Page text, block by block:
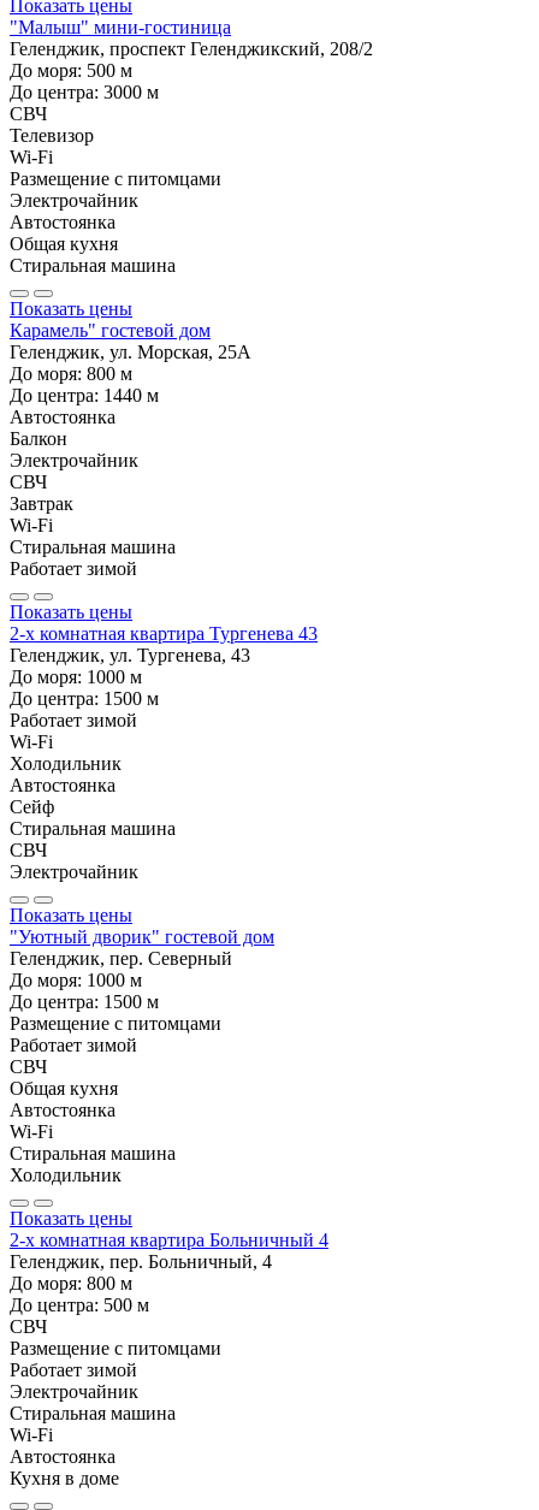
Показать цены
"Малыш" мини-гостиница
Геленджик, проспект Геленджикский, 208/2
До моря: 500 м
До центра: 3000 м
СВЧ
Телевизор
Wi-Fi
Размещение с питомцами
Электрочайник
Автостоянка
Общая кухня
Стиральная машина
Показать цены
Карамель" гостевой дом
Геленджик, ул. Морская, 25А
До моря: 800 м
До центра: 1440 м
Автостоянка
Балкон
Электрочайник
СВЧ
Завтрак
Wi-Fi
Стиральная машина
Работает зимой
Показать цены
2-х комнатная квартира Тургенева 43
Геленджик, ул. Тургенева, 43
До моря: 1000 м
До центра: 1500 м
Работает зимой
Wi-Fi
Холодильник
Автостоянка
Сейф
Стиральная машина
СВЧ
Электрочайник
Показать цены
"Уютный дворик" гостевой дом
Геленджик, пер. Северный
До моря: 1000 м
До центра: 1500 м
Размещение с питомцами
Работает зимой
СВЧ
Общая кухня
Автостоянка
Wi-Fi
Стиральная машина
Холодильник
Показать цены
2-х комнатная квартира Больничный 4
Геленджик, пер. Больничный, 4
До моря: 800 м
До центра: 500 м
СВЧ
Размещение с питомцами
Работает зимой
Электрочайник
Стиральная машина
Wi-Fi
Автостоянка
Кухня в доме